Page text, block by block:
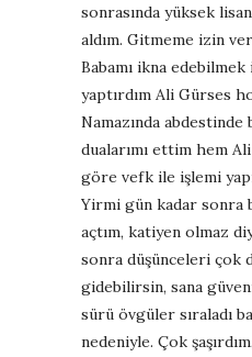
sonrasında yüksek
aldım. Gitmeme izin
Babamı ikna
yaptırdım Ali Gürses
Namazında abdestinde
dualarımı ettim hem
göre vefk ile işlemi
Yirmi gün kadar sonra
açtım, katiyen olmaz
sonra düşünceleri çok
gidebilirsin, sana
sürü övgüler sıraladı
nedeniyle. Çok